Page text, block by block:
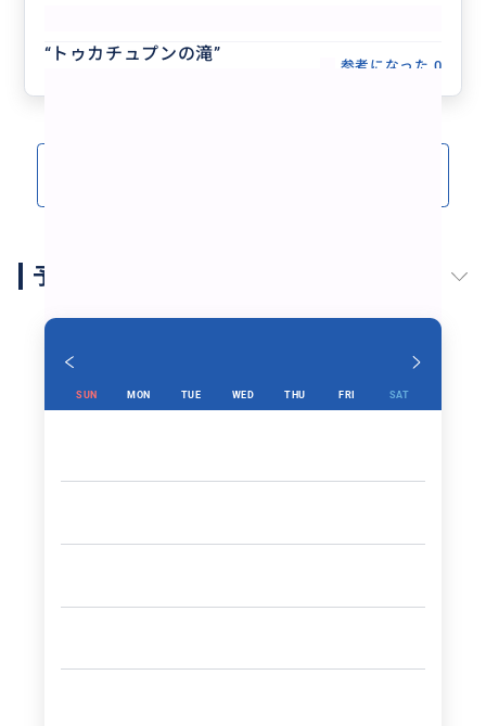
“ トゥカチュプンの滝”
ティルタエンプル”
参考になった 0
予約スケジュール
SUN MON TUE WED THU FRI SAT